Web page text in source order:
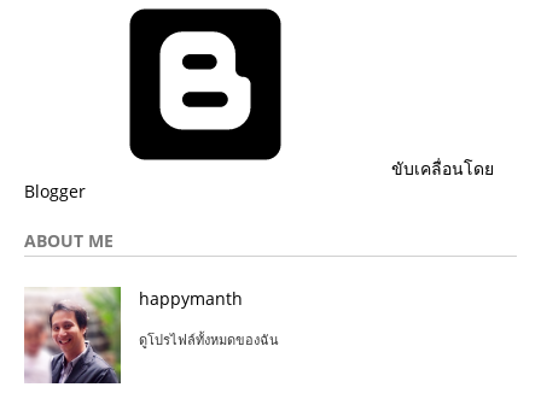
ขับเคลื่อนโดย
Blogger
ABOUT ME
happymanth
ดูโปรไฟล์ทั้งหมดของฉัน